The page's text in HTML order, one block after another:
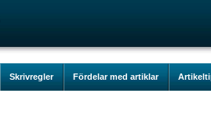
Skrivregler Fördelar med artiklar